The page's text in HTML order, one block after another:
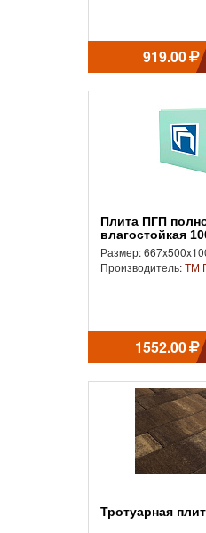
919.00
Плита ПГП полнотелая
влагостойкая
Размер:
Производитель:ТМ
1552.00
Тротуарная